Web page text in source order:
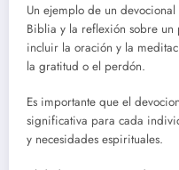
Un ejemplo de un
Biblia y la reflexión sobre un
incluir la oración y la
la gratitud o el perdón.
Es importante que el
significativa para cada
y necesidades espirituales.